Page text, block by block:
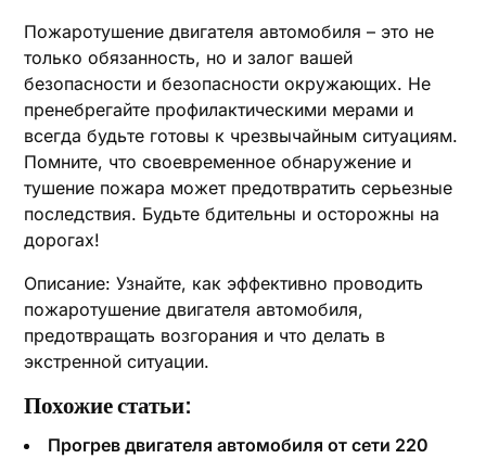
Пожаротушение двигателя автомобиля – это не
только обязанность, но и залог вашей
безопасности и безопасности окружающих. Не
пренебрегайте профилактическими мерами и
всегда будьте готовы к чрезвычайным ситуациям.
Помните, что своевременное обнаружение и
тушение пожара может предотвратить серьезные
последствия. Будьте бдительны и осторожны на
дорогах!
Описание: Узнайте, как эффективно проводить
пожаротушение двигателя автомобиля,
предотвращать возгорания и что делать в
экстренной ситуации.
Похожие статьи:
Прогрев двигателя автомобиля от сети 220